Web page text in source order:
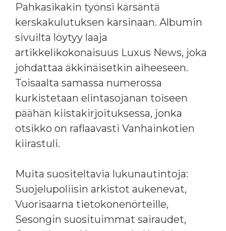
Pahkasikakin työnsi kärsäntä
kerskakulutuksen karsinaan. Albumin
sivuilta löytyy laaja
artikkelikokonaisuus Luxus News, joka
johdattaa äkkinäisetkin aiheeseen.
Toisaalta samassa numerossa
kurkistetaan elintasojanan toiseen
päähän kiistakirjoituksessa, jonka
otsikko on raflaavasti Vanhainkotien
kiirastuli.
Muita suositeltavia lukunautintoja:
Suojelupoliisin arkistot aukenevat,
Vuorisaarna tietokonenörteille,
Sesongin suosituimmat sairaudet,